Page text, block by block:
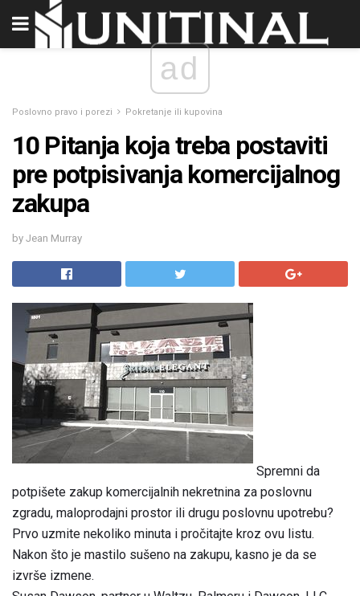
ad
Poslovno pravo i porezi Pokretanje ili kupovina
10 Pitanja koja treba postaviti
pre potpisivanja komercijalnog
zakupa
by Jean Murray
Spremni da
potpišete zakup komercijalnih nekretnina za poslovnu
zgradu, maloprodajni prostor ili drugu poslovnu upotrebu?
Prvo uzmite nekoliko minuta i pročitajte kroz ovu listu.
Nakon što je mastilo sušeno na zakupu, kasno je da se
izvrše izmene.